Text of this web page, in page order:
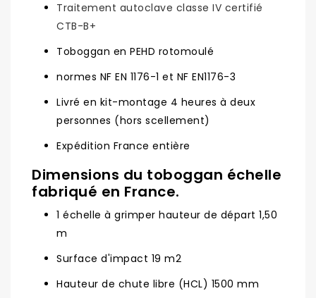
Traitement autoclave classe IV certifié
CTB-B+
Toboggan en PEHD rotomoulé
normes NF EN 1176-1 et NF EN1176-3
Livré en kit-montage 4 heures à deux
personnes (hors scellement)
Expédition France entière
Dimensions du toboggan échelle
fabriqué en France.
1 échelle à grimper hauteur de départ 1,50
m
Surface d'impact 19 m2
Hauteur de chute libre (HCL) 1500 mm